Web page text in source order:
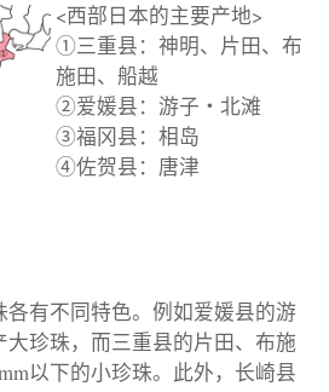
<西部日本的主要产地>
①三重县：神明、片田、布
施田、船越
②爱媛县：游子・北滩
③福冈县：相岛
④佐贺县：唐津
有不同特色。例如爱媛县的游
珍珠，而三重县的片田、布施
以下的小珍珠。此外，长崎县